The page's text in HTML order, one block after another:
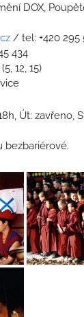
DOX,
/ tel: +420 295
434
12, 15)
Út: zavřeno,
bezbariérové.